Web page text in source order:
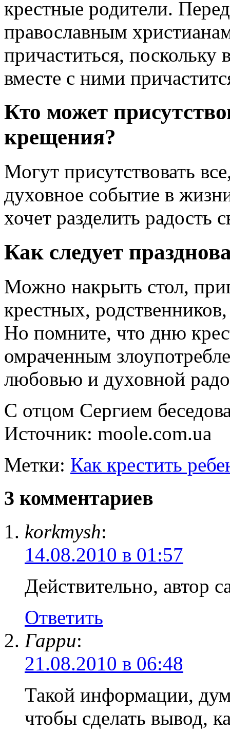
крестные родители.
православным
причаститься,
вместе с ними
Кто может
крещения?
Могут присутствовать
духовное событие в
хочет разделить радость
Как следует
Можно накрыть стол,
крестных,
Но помните, что дню
омраченным
любовью и духовной
С отцом Сергием
Источник: moole.com.ua
Метки: Как крестить
3 комментариев
korkmysh:
14.08.2010 в 01:57
Действительно, автор
Ответить
Гарри:
21.08.2010 в 06:48
Такой информации,
чтобы сделать вывод,